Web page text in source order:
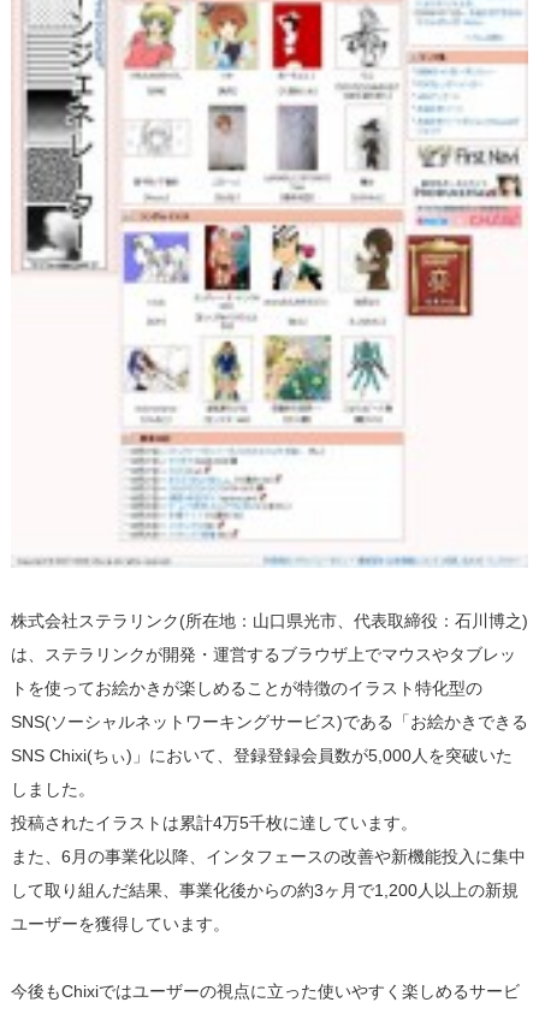
株式会社ステラリンク(所在地：山口県光市、代表取締役：石川博之)
は、ステラリンクが開発・運営するブラウザ上でマウスやタブレッ
トを使ってお絵かきが楽しめることが特徴のイラスト特化型の
SNS(ソーシャルネットワーキングサービス)である「お絵かきできる
SNS Chixi(ちぃ)」において、登録登録会員数が5,000人を突破いた
しました。
投稿されたイラストは累計4万5千枚に達しています。
また、6月の事業化以降、インタフェースの改善や新機能投入に集中
して取り組んだ結果、事業化後からの約3ヶ月で1,200人以上の新規
ユーザーを獲得しています。
今後もChixiではユーザーの視点に立った使いやすく楽しめるサービ